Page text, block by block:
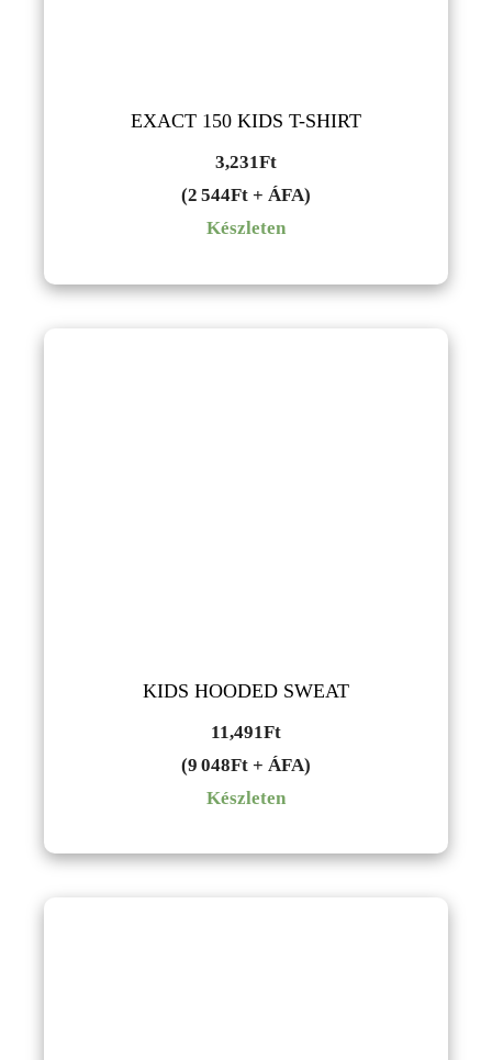
EXACT 150 KIDS T-SHIRT
3,231Ft
(2 544Ft + ÁFA)
Készleten
KIDS HOODED SWEAT
11,491Ft
(9 048Ft + ÁFA)
Készleten